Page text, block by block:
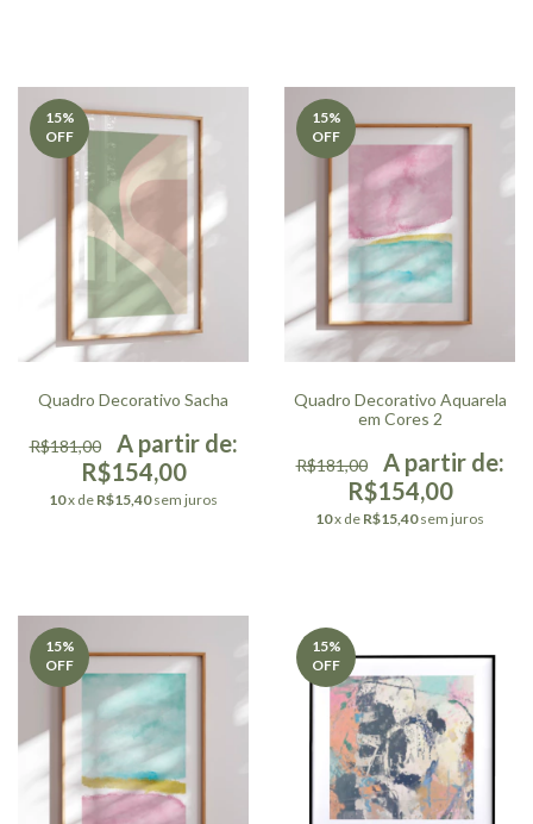
15%
OFF
Quadro Decorativo Sacha
R$181,00
R$154,00
10x de R$15,40 sem juros
15%
OFF
Quadro Decorativo Aquarela
em Cores 2
R$181,00
R$154,00
10x de R$15,40 sem juros
15%
OFF
15%
OFF